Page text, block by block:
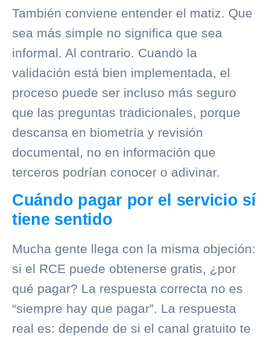
También conviene entender el matiz. Que
sea más simple no significa que sea
informal. Al contrario. Cuando la
validación está bien implementada, el
proceso puede ser incluso más seguro
que las preguntas tradicionales, porque
descansa en biometría y revisión
documental, no en información que
terceros podrían conocer o adivinar.
Cuándo pagar por el servicio sí
tiene sentido
Mucha gente llega con la misma objeción:
si el RCE puede obtenerse gratis, ¿por
qué pagar? La respuesta correcta no es
“siempre hay que pagar”. La respuesta
real es: depende de si el canal gratuito te